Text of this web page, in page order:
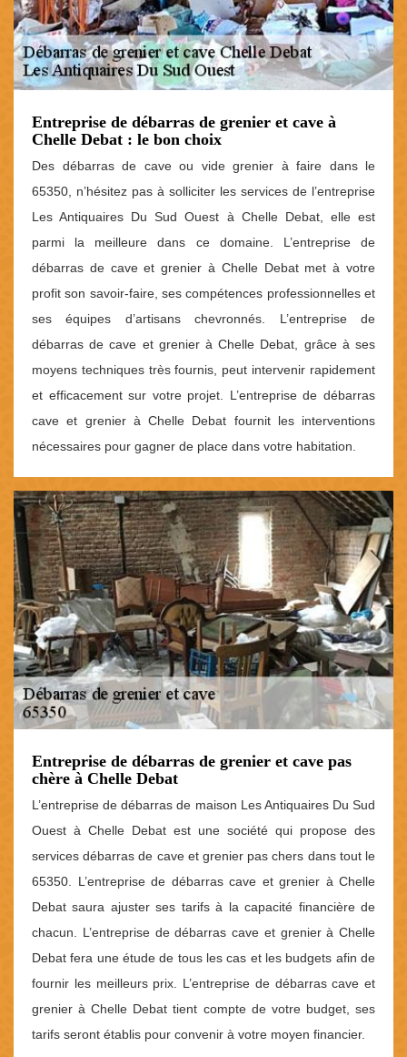
Entreprise de débarras de grenier et cave à
Chelle Debat : le bon choix
Des débarras de cave ou vide grenier à faire dans le
65350, n’hésitez pas à solliciter les services de l’entreprise
Les Antiquaires Du Sud Ouest à Chelle Debat, elle est
parmi la meilleure dans ce domaine. L’entreprise de
débarras de cave et grenier à Chelle Debat met à votre
profit son savoir-faire, ses compétences professionnelles et
ses équipes d’artisans chevronnés. L’entreprise de
débarras de cave et grenier à Chelle Debat, grâce à ses
moyens techniques très fournis, peut intervenir rapidement
et efficacement sur votre projet. L’entreprise de débarras
cave et grenier à Chelle Debat fournit les interventions
nécessaires pour gagner de place dans votre habitation.
Entreprise de débarras de grenier et cave pas
chère à Chelle Debat
L’entreprise de débarras de maison Les Antiquaires Du Sud
Ouest à Chelle Debat est une société qui propose des
services débarras de cave et grenier pas chers dans tout le
65350. L’entreprise de débarras cave et grenier à Chelle
Debat saura ajuster ses tarifs à la capacité financière de
chacun. L’entreprise de débarras cave et grenier à Chelle
Debat fera une étude de tous les cas et les budgets afin de
fournir les meilleurs prix. L’entreprise de débarras cave et
grenier à Chelle Debat tient compte de votre budget, ses
tarifs seront établis pour convenir à votre moyen financier.